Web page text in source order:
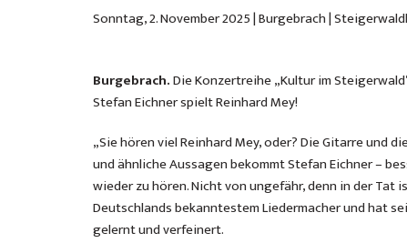
Sonntag, 2. November 2025 | Burgebrach |
Burgebrach.Die Konzertreihe „Kultur im
Stefan Eichner spielt Reinhard Mey!
„Sie hören viel Reinhard Mey, oder? Die Gitarre und
und ähnliche Aussagen bekommt Stefan Eichner –
wieder zu hören. Nicht von ungefähr, denn in der Tat
Deutschlands bekanntestem Liedermacher und hat
gelernt und verfeinert.